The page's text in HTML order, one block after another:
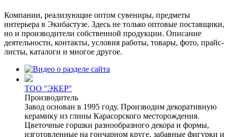
Компании, реализующие оптом сувениры, предметы
интерьера в Экибастузе. Здесь не только оптовые поставщики,
но и производители собственной продукции. Описание
деятельности, контакты, условия работы, товары, фото, прайс-
листы, каталоги и многое другое.
ТОО "ЭКЕР"
Производитель
Завод основан в 1995 году. Производим декоративную
керамику из глины Карасорского месторождения.
Цветочные горшки разнообразного декора и формы,
изготовленные на гончарном круге, забавные фигурки и